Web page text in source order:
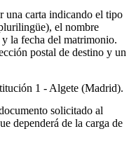
una carta indicando el tipo
el nombre
la fecha del matrimonio.
postal de destino y un
1 - Algete (Madrid).
solicitado al
dependerá de la carga de